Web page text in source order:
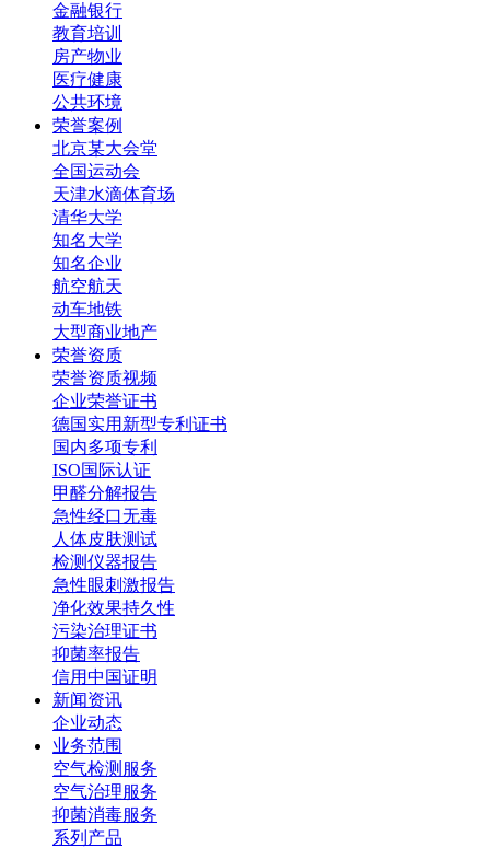
金融银行
教育培训
房产物业
医疗健康
公共环境
荣誉案例
北京某大会堂
全国运动会
天津水滴体育场
清华大学
知名大学
知名企业
航空航天
动车地铁
大型商业地产
荣誉资质
荣誉资质视频
企业荣誉证书
德国实用新型专利证书
国内多项专利
ISO国际认证
甲醛分解报告
急性经口无毒
人体皮肤测试
检测仪器报告
急性眼刺激报告
净化效果持久性
污染治理证书
抑菌率报告
信用中国证明
新闻资讯
企业动态
业务范围
空气检测服务
空气治理服务
抑菌消毒服务
系列产品